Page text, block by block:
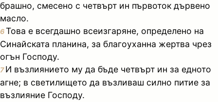
брашно, смесено с четвърт ин първоток дървено
масло.
6Това е всегдашно всеизгаряне, определено на
Синайската планина, за благоуханна жертва чрез
огън Господу.
7И възлиянието му да бъде четвърт ин за едното
агне; в светилището да възливаш силно питие за
възлияние Господу.